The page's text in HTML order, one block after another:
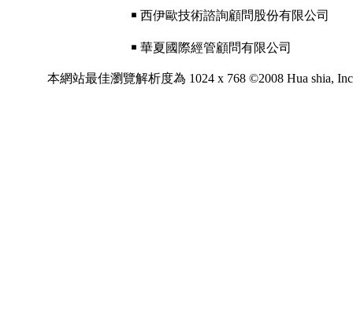
￭ 西伊歐技術諮詢顧問股份有限公司
￭ 華夏國際經管顧問有限公司
本網站最佳瀏覽解析度為 1024 x 768 ©2008 Hua shia,